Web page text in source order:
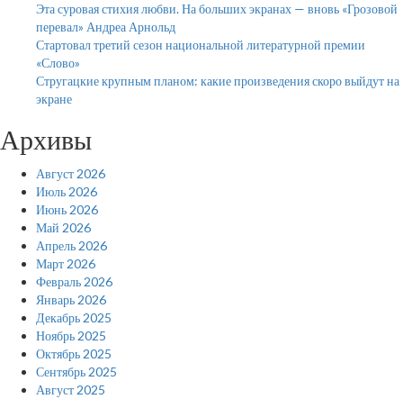
Эта суровая стихия любви. На больших экранах — вновь «Грозовой
перевал» Андреа Арнольд
Стартовал третий сезон национальной литературной премии
«Слово»
Стругацкие крупным планом: какие произведения скоро выйдут на
экране
Архивы
Август 2026
Июль 2026
Июнь 2026
Май 2026
Апрель 2026
Март 2026
Февраль 2026
Январь 2026
Декабрь 2025
Ноябрь 2025
Октябрь 2025
Сентябрь 2025
Август 2025